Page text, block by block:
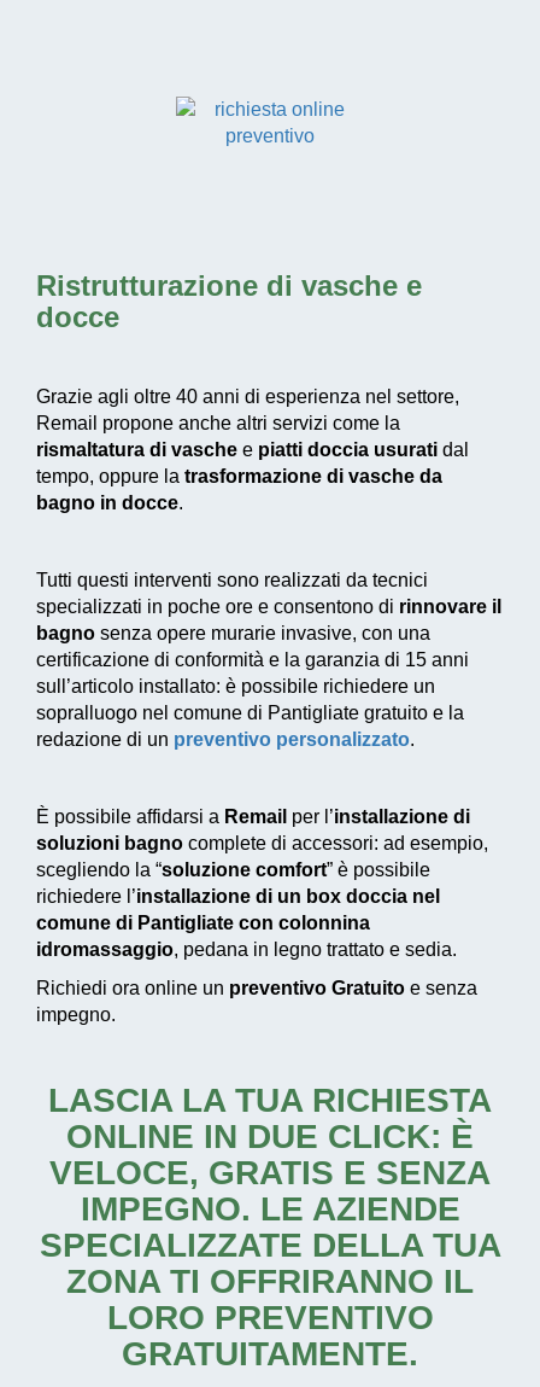
Ristrutturazione di vasche e
docce
Grazie agli oltre 40 anni di esperienza nel settore,
Remail propone anche altri servizi come la
rismaltatura di vasche e piatti doccia usurati dal
tempo, oppure la trasformazione di vasche da
bagno in docce.
Tutti questi interventi sono realizzati da tecnici
specializzati in poche ore e consentono di rinnovare il
bagno senza opere murarie invasive, con una
certificazione di conformità e la garanzia di 15 anni
sull’articolo installato: è possibile richiedere un
sopralluogo nel comune di Pantigliate gratuito e la
redazione di un preventivo personalizzato.
È possibile affidarsi a Remail per l’installazione di
soluzioni bagno complete di accessori: ad esempio,
scegliendo la “soluzione comfort” è possibile
richiedere l’installazione di un box doccia nel
comune di Pantigliate con colonnina
idromassaggio, pedana in legno trattato e sedia.
Richiedi ora online un preventivo Gratuito e senza
impegno.
LASCIA LA TUA RICHIESTA
ONLINE IN DUE CLICK: È
VELOCE, GRATIS E SENZA
IMPEGNO. LE AZIENDE
SPECIALIZZATE DELLA TUA
ZONA TI OFFRIRANNO IL
LORO PREVENTIVO
GRATUITAMENTE.